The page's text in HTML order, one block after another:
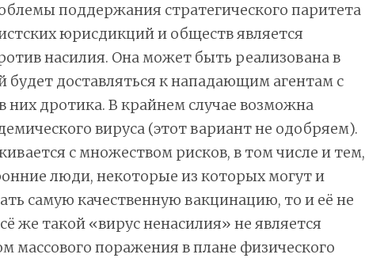
поддержания стратегического паритета
юрисдикций и обществ является
насилия. Она может быть реализована в
будет доставляться к нападающим агентам с
дротика. В крайнем случае возможна
вируса (этот вариант не одобряем).
с множеством рисков, в том числе и тем,
люди, некоторые из которых могут и
самую качественную вакцинацию, то и её не
же такой «вирус ненасилия» не является
массового поражения в плане физического